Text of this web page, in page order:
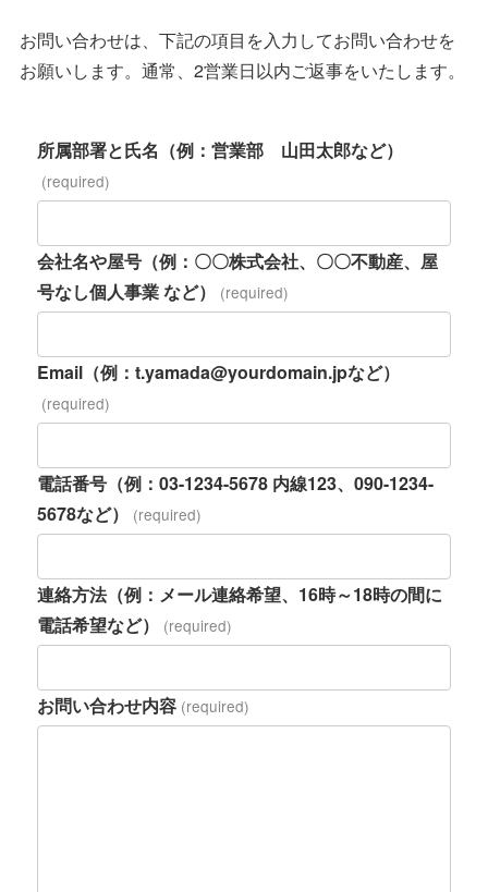
お問い合わせは、下記の項目を入力してお問い合わせを
お願いします。通常、2営業日以内ご返事をいたします。
所属部署と氏名（例：営業部 山田太郎など）
(required)
会社名や屋号（例：〇〇株式会社、〇〇不動産、屋
号なし個人事業 など）
(required)
Email（例：t.yamada@yourdomain.jpなど）
(required)
電話番号（例：03-1234-5678 内線123、090-1234-
5678など）
(required)
連絡方法（例：メール連絡希望、16時～18時の間に
電話希望など）
(required)
お問い合わせ内容 (required)